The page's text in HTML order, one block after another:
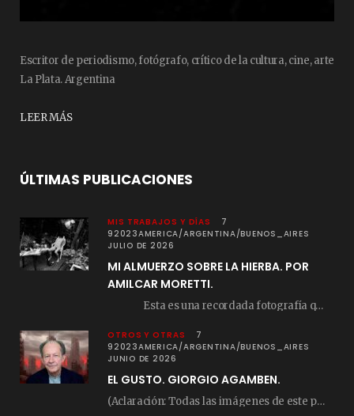
Escritor de periodismo, fotógrafo, crítico de la cultura, cine, arte
La Plata. Argentina
LEER MÁS
ÚLTIMAS PUBLICACIONES
MIS TRABAJOS Y DÍAS
7
92023AMERICA/ARGENTINA/BUENOS_AIRES
JULIO DE 2026
MI ALMUERZO SOBRE LA HIERBA. POR
AMILCAR MORETTI.
Esta es una recordada fotografía que registré…
OTROS Y OTRAS
7
92023AMERICA/ARGENTINA/BUENOS_AIRES
JUNIO DE 2026
EL GUSTO. GIORGIO AGAMBEN.
(Aclaración: Todas las imágenes de este posteo fueron tomadas de Bloghemia.com, y todos los…